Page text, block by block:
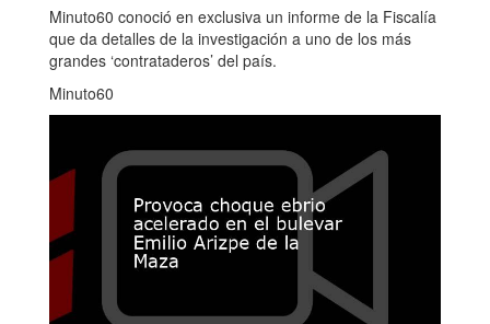
Minuto60 conoció en exclusiva un informe de la Fiscalía
que da detalles de la investigación a uno de los más
grandes ‘contrataderos’ del país.
Minuto60